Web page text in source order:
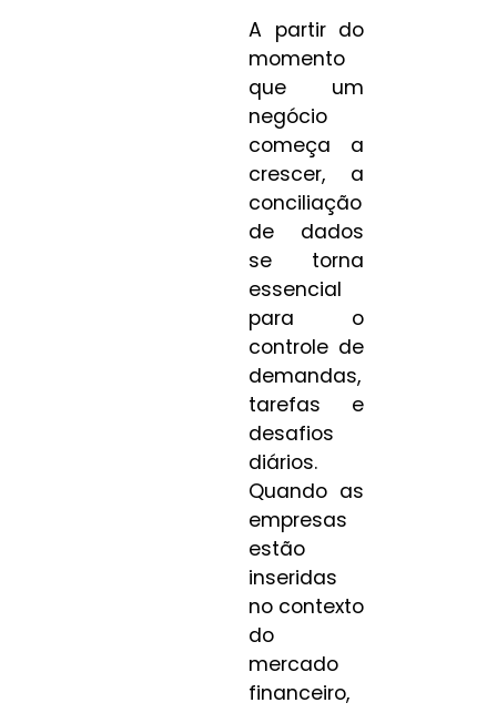
A partir do
momento
que um
negócio
começa a
crescer, a
conciliação
de dados
se torna
essencial
para o
controle de
demandas,
tarefas e
desafios
diários.
Quando as
empresas
estão
inseridas
no contexto
do
mercado
financeiro,